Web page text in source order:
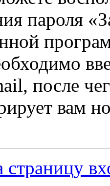
пароля
после
вам
страницу